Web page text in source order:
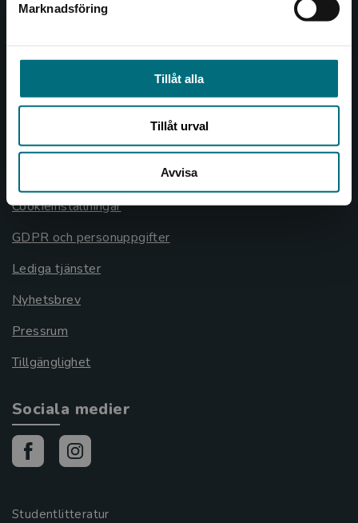
Marknadsföring
Tillåt alla
Tillåt urval
Avvisa
Köpvillkor
Allmänna länkar
Om oss
Cookieinställningar
GDPR och personuppgifter
Lediga tjänster
Nyhetsbrev
Pressrum
Tillgänglighet
Sociala medier
Studentlitteratur